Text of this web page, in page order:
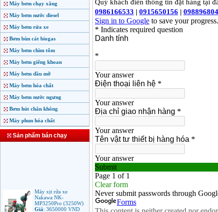
Máy bơm chạy xăng
Máy bơm nước diesel
Máy bơm rửa xe
Bơm bùn cát biogas
Máy bơm chìm tõm
Máy bơm giếng khoan
Máy bơm dầu mỡ
Máy bơm hóa chất
Máy bơm nước ngưng
Bơm hút chân không
Máy phun hóa chất
Sản phẩm bán chạy
Nakawa NK-
MP3250Pro (3250W)
Giá:3650000VND